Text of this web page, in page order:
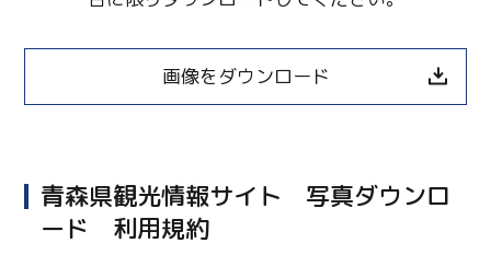
画像をダウンロード
青森県観光情報サイト 写真ダウンロ
ード 利用規約